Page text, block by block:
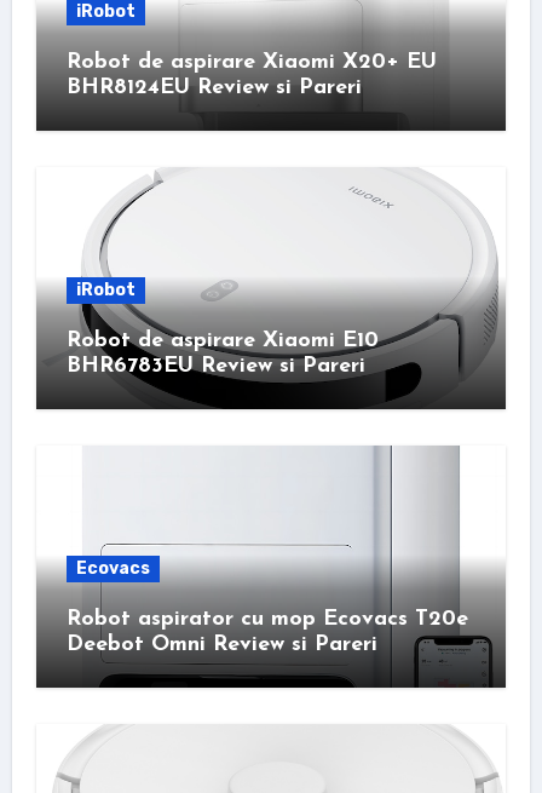
iRobot
Robot de aspirare Xiaomi X20+ EU
BHR8124EU Review si Pareri
iRobot
Robot de aspirare Xiaomi E10
BHR6783EU Review si Pareri
Ecovacs
Robot aspirator cu mop Ecovacs T20e
Deebot Omni Review si Pareri